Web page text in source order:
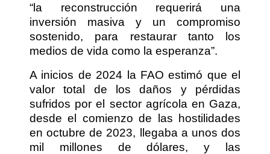
“la reconstrucción requerirá una
inversión masiva y un compromiso
sostenido, para restaurar tanto los
medios de vida como la esperanza”.
A inicios de 2024 la FAO estimó que el
valor total de los daños y pérdidas
sufridos por el sector agrícola en Gaza,
desde el comienzo de las hostilidades
en octubre de 2023, llegaba a unos dos
mil millones de dólares, y las